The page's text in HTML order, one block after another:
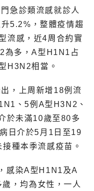
急診類流感就診人
5.2%，整體疫情趨
流感，近4周合約實
為多，A型H1N1占
H3N2相當。
，上周新增18例流
、5例A型H3N2、
於未滿10歲至80多
日介於5月1日至19
種本季流感疫苗。
感染A型H1N1及A
，均為女性，一人